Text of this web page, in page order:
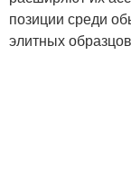
позиции среди
элитных